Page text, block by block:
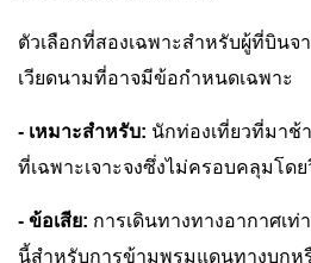
ตัวเลือกที่สองเฉพาะสำหรับผู้ที่บิน
เวียดนามที่อาจมีข้อกำหนดเฉพาะ
- เหมาะสำหรับ: นักท่องเที่ยวที่มาช้
ที่เฉพาะเจาะจงซึ่งไม่ครอบคลุมโด
- ข้อเสีย: การเดินทางทางอากาศเ
นี้สำหรับการข้ามพรมแดนทางบกห